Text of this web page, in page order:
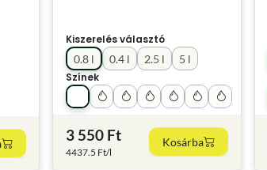
Kiszerelés választó
0.4 l
0.8 l 2.5 l
5 l
Színek
3 550 Ft
4437.5 Ft/l
Kosárba